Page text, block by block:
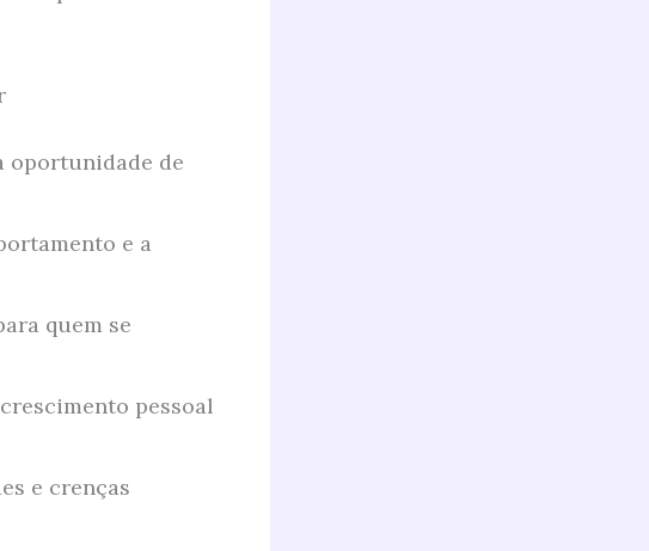
oportunidade de
e a
quem se
pessoal
e crenças